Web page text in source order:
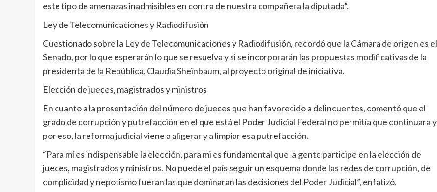
este tipo de amenazas inadmisibles en contra de nuestra compañera la diputada”.
Ley de Telecomunicaciones y Radiodifusión
Cuestionado sobre la Ley de Telecomunicaciones y Radiodifusión, recordó que la Cámara de origen es el
Senado, por lo que esperarán lo que se resuelva y si se incorporarán las propuestas modificativas de la
presidenta de la República, Claudia Sheinbaum, al proyecto original de iniciativa.
Elección de jueces, magistrados y ministros
En cuanto a la presentación del número de jueces que han favorecido a delincuentes, comentó que el
grado de corrupción y putrefacción en el que está el Poder Judicial Federal no permitía que continuara y
por eso, la reforma judicial viene a aligerar y a limpiar esa putrefacción.
“Para mí es indispensable la elección, para mi es fundamental que la gente participe en la elección de
jueces, magistrados y ministros. No puede el país seguir un esquema donde las redes de corrupción, de
complicidad y nepotismo fueran las que dominaran las decisiones del Poder Judicial”, enfatizó.